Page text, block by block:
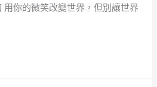
你的微笑改變世界，但別讓世界